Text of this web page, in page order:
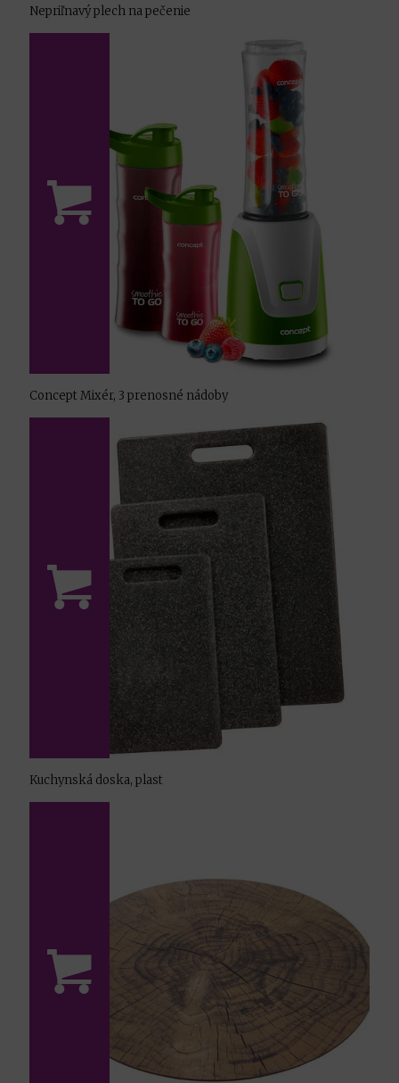
Nepriľnavý plech na pečenie
Concept Mixér, 3 prenosné nádoby
Kuchynská doska, plast